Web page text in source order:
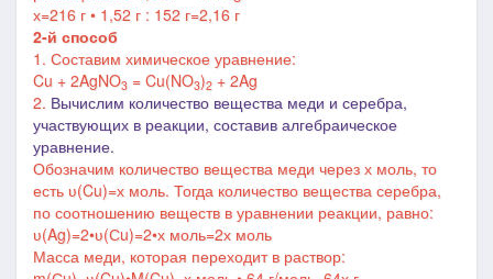
х=216 г • 1,52 г : 152 г=2,16 г
2-й способ
1. Составим химическое уравнение:
Cu + 2AgNO3 = Cu(NO3)2 + 2Ag
2. Вычислим количество вещества меди и серебра,
участвующих в реакции, составив алгебраическое
уравнение.
Обозначим количество вещества меди через х моль, то
есть ʋ(Cu)=х моль. Тогда количество вещества серебра,
по соотношению веществ в уравнении реакции, равно:
ʋ(Ag)=2•ʋ(Сu)=2•х моль=2х моль
Масса меди, которая переходит в раствор: